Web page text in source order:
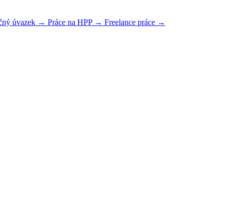
úvazek → Práce na HPP → Freelance práce →